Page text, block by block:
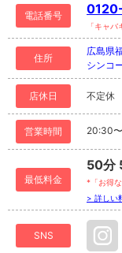
電話番号
「キャバ
住所
広島県
シンコ
店休日 不定休
営業時間 20:30
最低料金
50分
*「お得な
> 詳しい
SNS